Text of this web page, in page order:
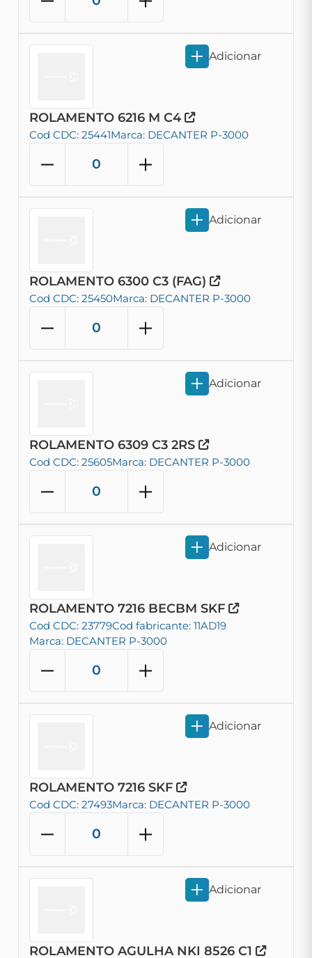
ROLAMENTO 6216 M C4
Cod CDC: 25441Marca: DECANTER P-3000
Adicionar
ROLAMENTO 6300 C3 (FAG)
Cod CDC: 25450Marca: DECANTER P-3000
Adicionar
ROLAMENTO 6309 C3 2RS
Cod CDC: 25605Marca: DECANTER P-3000
Adicionar
ROLAMENTO 7216 BECBM SKF
Cod CDC: 23779Cod fabricante: 11AD19
Marca: DECANTER P-3000
Adicionar
ROLAMENTO 7216 SKF
Cod CDC: 27493Marca: DECANTER P-3000
Adicionar
ROLAMENTO AGULHA NKI 8526 C1
Adicionar